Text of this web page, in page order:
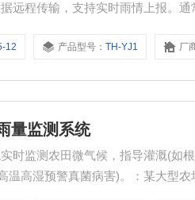
远程传输，支持实时雨情上报。
据误差小。运行稳定结构设计成熟
12 产品型号：TH-YJ1 厂
量监测系统
时监测农田微气候，指导灌溉(如
温高湿预警真菌病害)。：某大型